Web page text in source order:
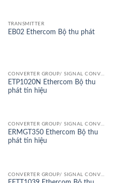
TRANSMITTER
EB02 Ethercom Bộ thu phát
CONVERTER GROUP/ SIGNAL CONVERTER
ETP1020N Ethercom Bộ thu
phát tín hiệu
CONVERTER GROUP/ SIGNAL CONVERTER
ERMGT350 Ethercom Bộ thu
phát tín hiệu